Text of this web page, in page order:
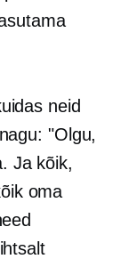
neid
"Olgu,
Ja kõik,
oma